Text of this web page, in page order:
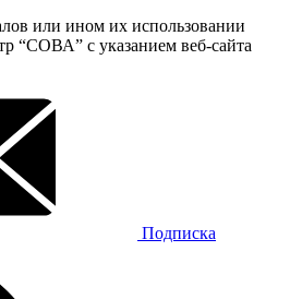
или ином их использовании
“СОВА” с указанием веб-сайта
Подписка